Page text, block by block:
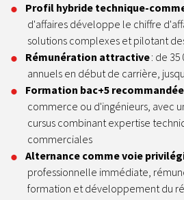
Profil hybride technique-
d'affaires développe le chiffre
solutions complexes et pilotant
Rémunération attractive: de 35
annuels en début de carrière,
Formation bac+5 recommandée
commerce ou d'ingénieurs, avec
cursus combinant expertise
commerciales
Alternance comme voie
professionnelle immédiate,
formation et développement du